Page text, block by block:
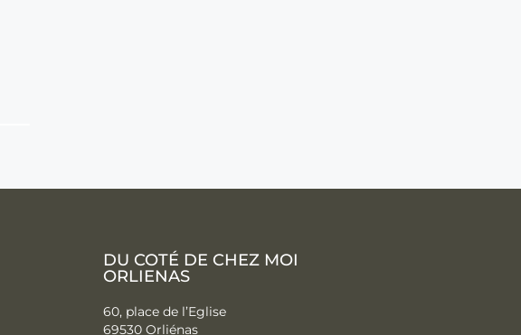
DU COTÉ DE CHEZ MOI
ORLIENAS
60, place de l’Eglise
69530 Orliénas